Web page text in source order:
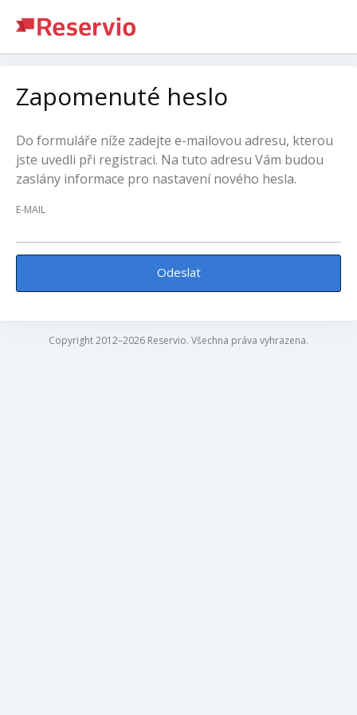
Zapomenuté heslo
Do formuláře níže zadejte e-mailovou adresu, kterou
jste uvedli při registraci. Na tuto adresu Vám budou
zaslány informace pro nastavení nového hesla.
E-MAIL
Odeslat
Copyright 2012–2026 Reservio. Všechna práva vyhrazena.